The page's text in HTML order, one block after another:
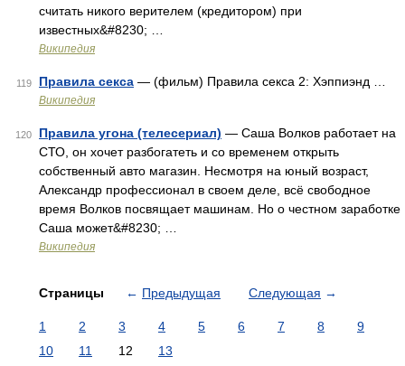
считать никого верителем (кредитором) при
известных&#8230; …
Википедия
119 Правила секса — (фильм) Правила секса 2: Хэппиэнд …
Википедия
120 Правила угона (телесериал) — Саша Волков работает на
СТО, он хочет разбогатеть и со временем открыть
собственный авто магазин. Несмотря на юный возраст,
Александр профессионал в своем деле, всё свободное
время Волков посвящает машинам. Но о честном заработке
Саша может&#8230; …
Википедия
Страницы ← Предыдущая Следующая →
1 2 3 4 5 6 7 8
9
10
11 12 13